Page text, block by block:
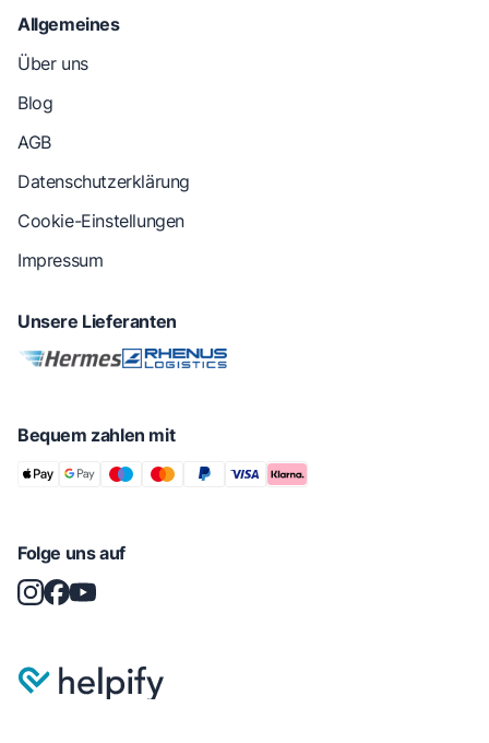
Allgemeines
Über uns
Blog
AGB
Datenschutzerklärung
Cookie-Einstellungen
Impressum
Unsere Lieferanten
Bequem zahlen mit
Folge uns auf